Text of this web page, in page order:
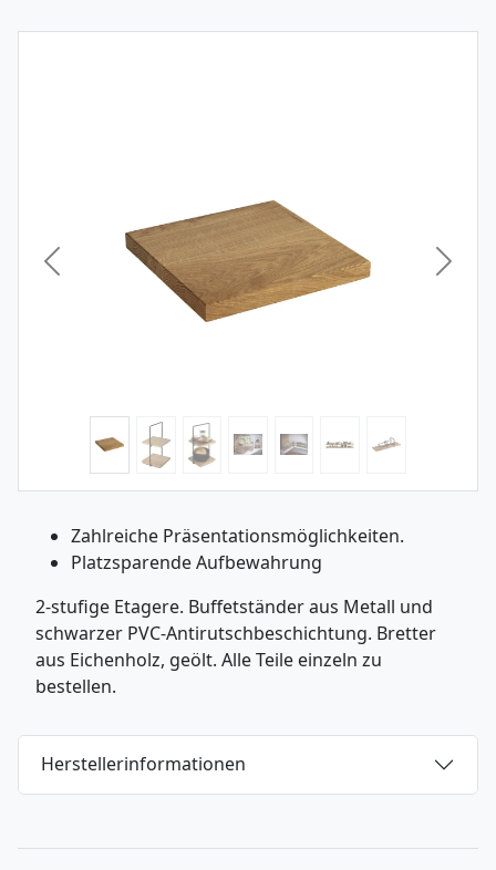
Vorheriges Bild
Zahlreiche Präsentationsmöglichkeiten.
Platzsparende Aufbewahrung
2-stufige Etagere. Buffetständer aus Metall und
schwarzer PVC-Antirutschbeschichtung. Bretter
aus Eichenholz, geölt. Alle Teile einzeln zu
bestellen.
Herstellerinformationen